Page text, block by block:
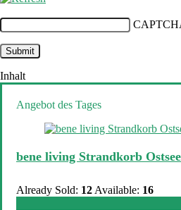
Inhalt
Angebot des Tages
bene living Strandkorb
Already Sold: 12 Available: 16